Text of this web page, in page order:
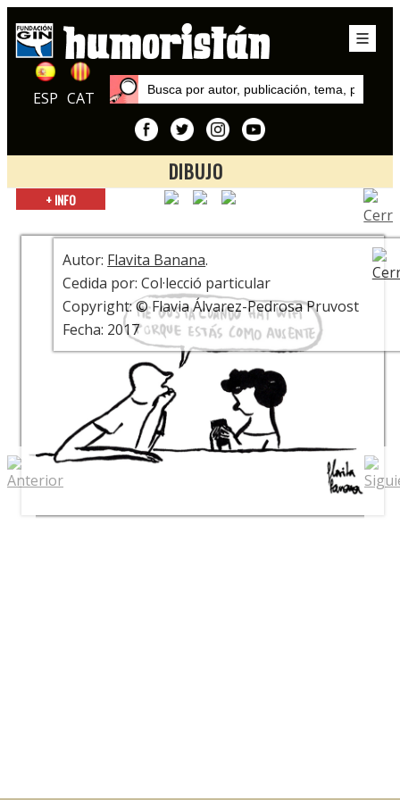
ESP CAT
DIBUJO
Inicio
Humor gráfico catalán en tiempos difíciles
+ INFO
Autor: Flavita Banana.
Cedida por: Col·lecció particular
Copyright: © Flavia Álvarez-Pedrosa Pruvost
Fecha: 2017